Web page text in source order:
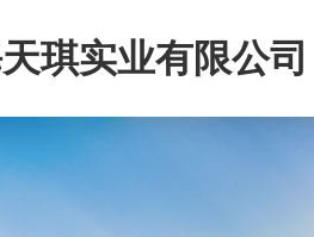
琪实业有限公司